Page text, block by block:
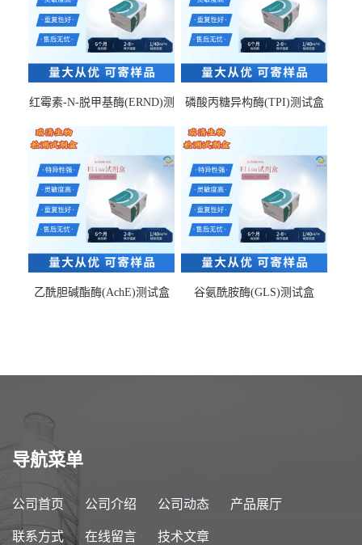
红霉素-N-脱甲基酶(ERND)测
磷酸丙糖异构酶(TPI)测试盒
乙酰胆碱酯酶(AchE)测试盒 谷氨酰胺酶(GLS)测试盒
导航菜单
公司首页 公司介绍 公司动态 产品展厅
联系方式 在线留言 技术文章